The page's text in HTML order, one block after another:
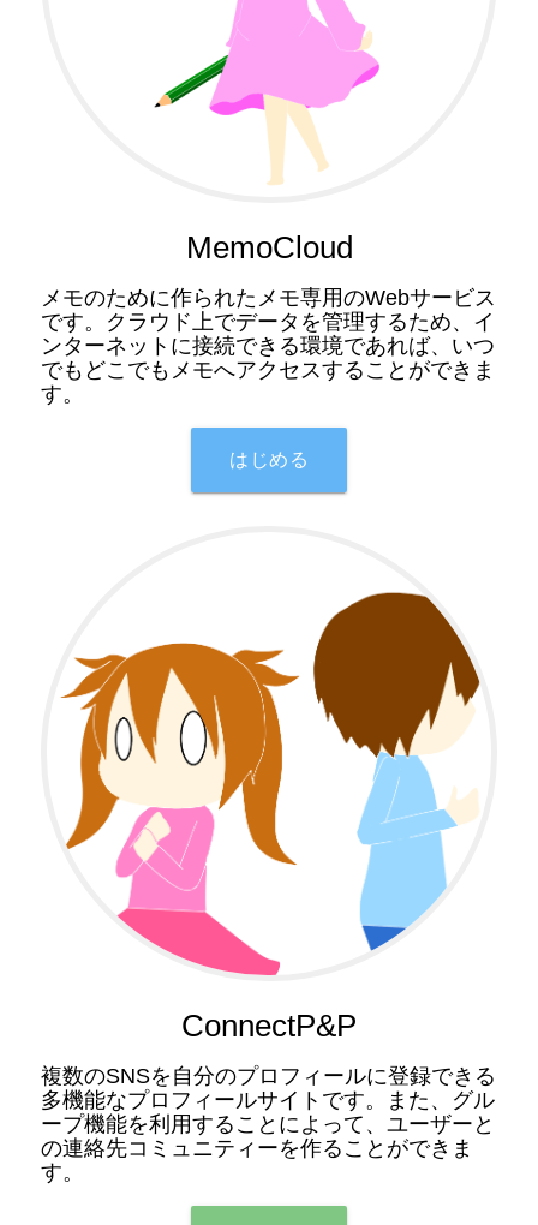
MemoCloud
メモのために作られたメモ専用のWebサービス
です。クラウド上でデータを管理するため、イ
ンターネットに接続できる環境であれば、いつ
でもどこでもメモへアクセスすることができま
す。
はじめる
ConnectP&P
複数のSNSを自分のプロフィールに登録できる
多機能なプロフィールサイトです。また、グル
ープ機能を利用することによって、ユーザーと
の連絡先コミュニティーを作ることができま
す。